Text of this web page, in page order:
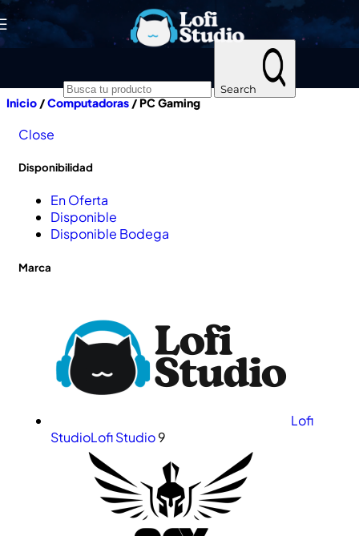
Skip to navigation Skip to main content
Search
Inicio /Computadoras/PC Gaming
Close
Disponibilidad
En Oferta
Disponible
Disponible Bodega
Marca
Lofi
StudioLofi Studio9